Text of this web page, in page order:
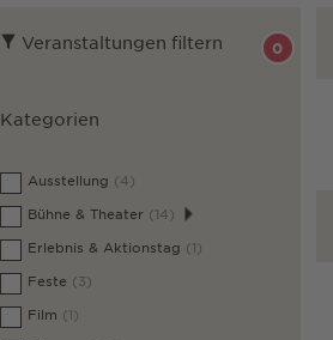
Veranstaltungen filtern 0
Kategorien
Ausstellung (4)
Bühne & Theater (14)
Erlebnis & Aktionstag (1)
Feste (3)
Film (1)